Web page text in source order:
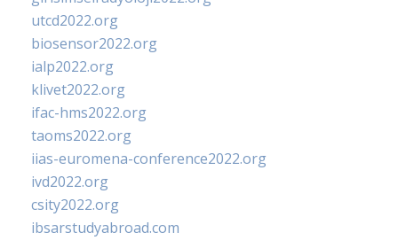
utcd2022.org
biosensor2022.org
ialp2022.org
klivet2022.org
ifac-hms2022.org
taoms2022.org
iias-euromena-conference2022.org
ivd2022.org
csity2022.org
ibsarstudyabroad.com